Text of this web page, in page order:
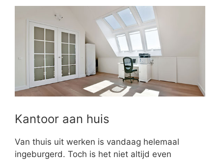
Kantoor aan huis
Van thuis uit werken is vandaag helemaal
ingeburgerd. Toch is het niet altijd even